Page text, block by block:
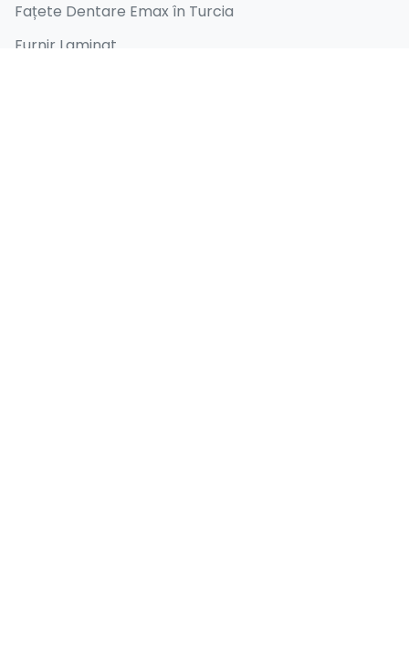
Fațete Dentare Emax în Turcia
Furnir Laminat